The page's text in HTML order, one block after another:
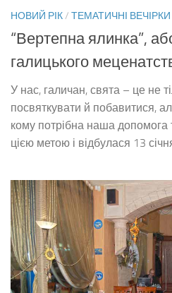
НОВИЙ РІК/ ТЕМАТИЧНІ ВЕЧІРКИ
“Вертепна ялинка”,
галицького
У нас, галичан, свята – це не
посвяткувати й побавитися,
кому потрібна наша допомога
цією метою і відбулася 13